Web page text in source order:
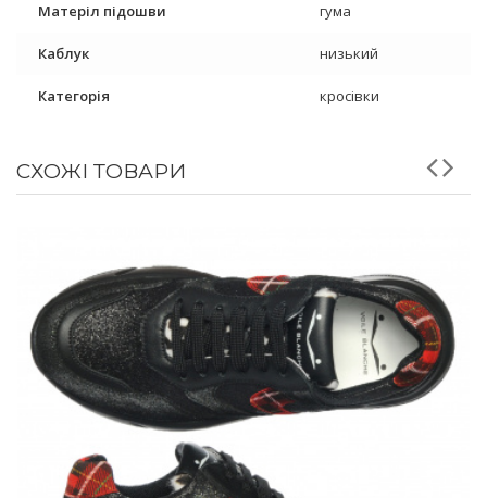
Матеріл підошви гума
Каблук низький
Категорія кросівки
СХОЖІ ТОВАРИ